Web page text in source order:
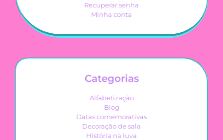
Recuperar senha
Minha conta
Categorias
Alfabetização
Blog
Datas comemorativas
Decoração de sala
História na luva